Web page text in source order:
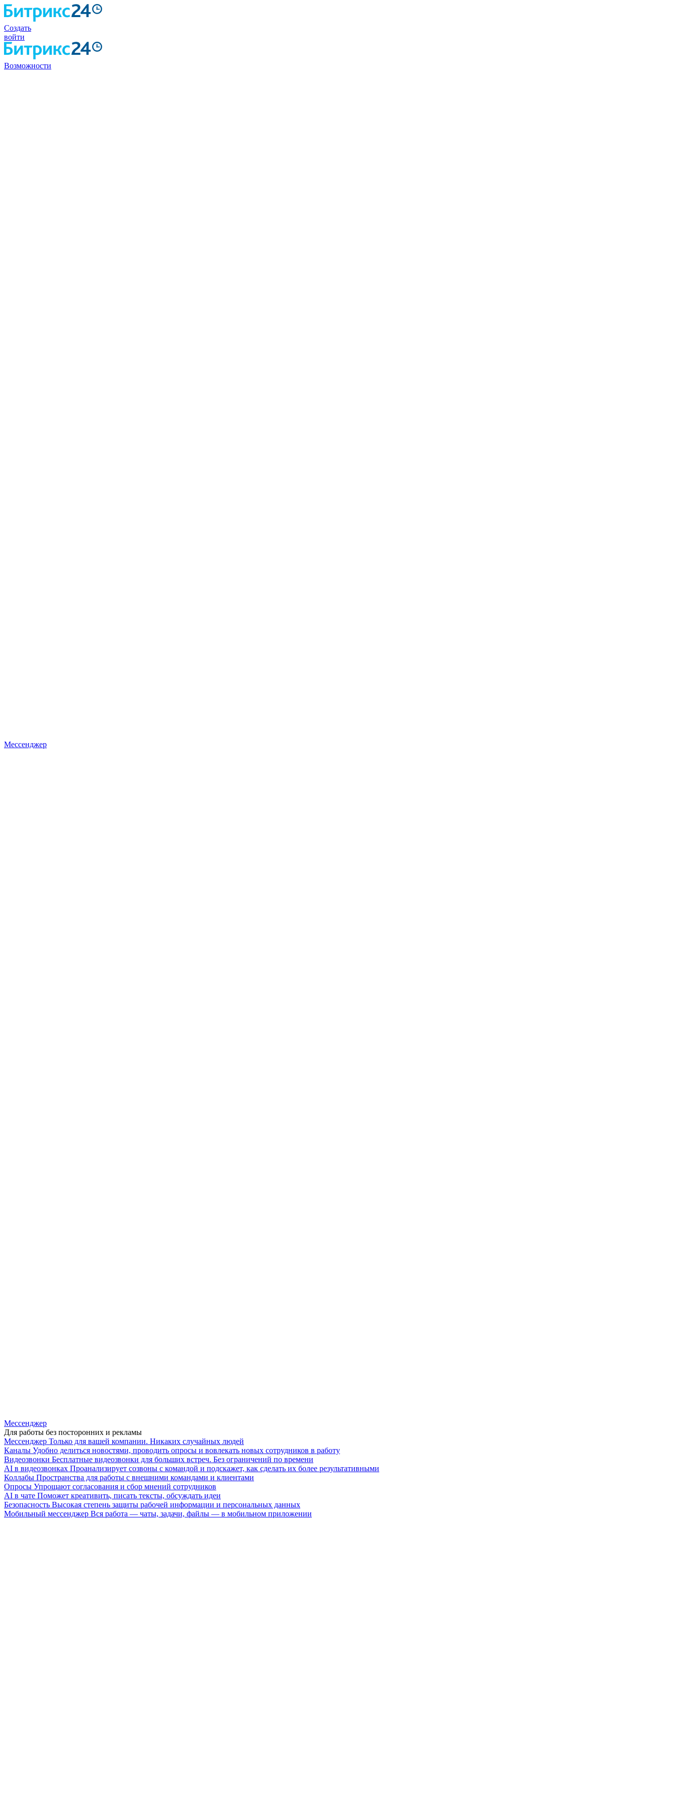
Создать
войти
Возможности
Мессенджер
Мессенджер
Для работы без посторонних и рекламы
Мессенджер Только для вашей компании. Никаких случайных людей
Каналы Удобно делиться новостями, проводить опросы и вовлекать новых сотрудников в работу
Видеозвонки Бесплатные видеозвонки для больших встреч. Без ограничений по времени
AI в видеозвонках Проанализирует созвоны с командой и подскажет, как сделать их более результативными
Коллабы Пространства для работы с внешними командами и клиентами
Опросы Упрощают согласования и сбор мнений сотрудников
AI в чате Поможет креативить, писать тексты, обсуждать идеи
Безопасность Высокая степень защиты рабочей информации и персональных данных
Мобильный мессенджер Вся работа — чаты, задачи, файлы — в мобильном приложении